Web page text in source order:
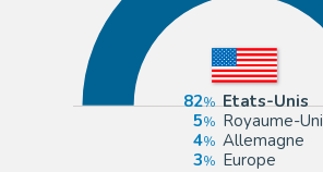
82
Etats-Unis
5
Royaume-Uni
4
Allemagne
3
Europe